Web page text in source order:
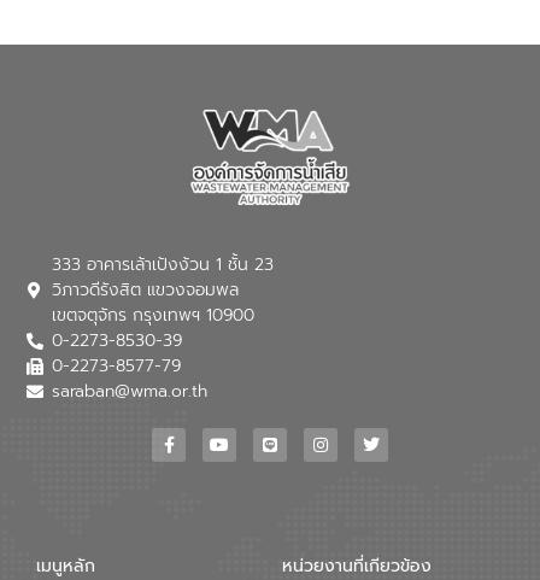
ณ เทศบาลตำบลบางเลน จังหวัดนครปฐม
333 อาคารเล้าเป้งง้วน 1 ชั้น 23
วิภาวดีรังสิต แขวงจอมพล
เขตจตุจักร กรุงเทพฯ 10900
0-2273-8530-39
0-2273-8577-79
saraban@wma.or.th
เมนูหลัก หน่วยงานที่เกียวข้อง